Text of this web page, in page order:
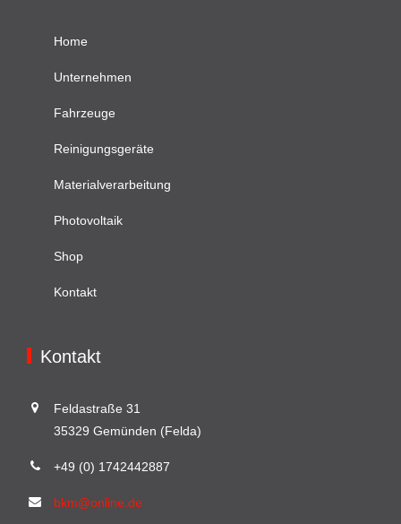
Home
Unternehmen
Fahrzeuge
Reinigungsgeräte
Materialverarbeitung
Photovoltaik
Shop
Kontakt
Kontakt
Feldastraße 31
35329 Gemünden (Felda)
+49 (0) 1742442887
bkm@online.de